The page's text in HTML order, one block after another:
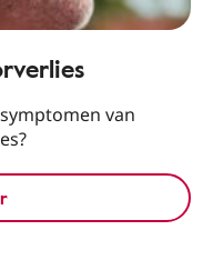
van